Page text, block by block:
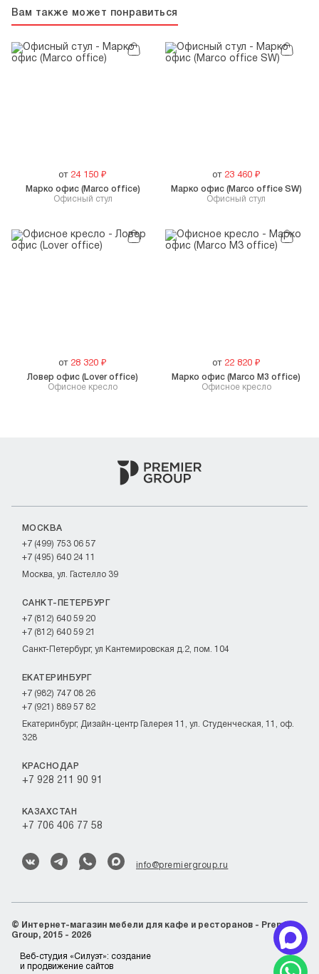
Вам также может понравиться
от 24 150 ₽
Офисный стул
Марко офис (Marco office)
от 23 460₽
Офисный стул
Марко офис (Marco office SW)
от 28 320 ₽
Офисное кресло
Ловер офис (Lover office)
от 22 820₽
Офисное кресло
Марко офис (Marco M3 office)
info@premiergroup.ru
МОСКВА
+7 (499) 753 06 57
+7 (495) 640 24 11
Москва, ул. Гастелло 39
САНКТ-ПЕТЕРБУРГ
+7 (812) 640 59 20
+7 (812) 640 59 21
Санкт-Петербург, ул Кантемировская д.2, пом. 104
ЕКАТЕРИНБУРГ
+7 (982) 747 08 26
+7 (921) 889 57 82
Екатеринбург, Дизайн-центр Галерея 11, ул. Студенческая, 11, оф.
328
КРАСНОДАР
+7 928 211 90 91
КАЗАХСТАН
+7 706 406 77 58
© Интернет-магазин мебели для кафе и ресторанов - Premier
Group, 2015 - 2026
Веб-студия «Силуэт»: создание
и продвижение сайтов